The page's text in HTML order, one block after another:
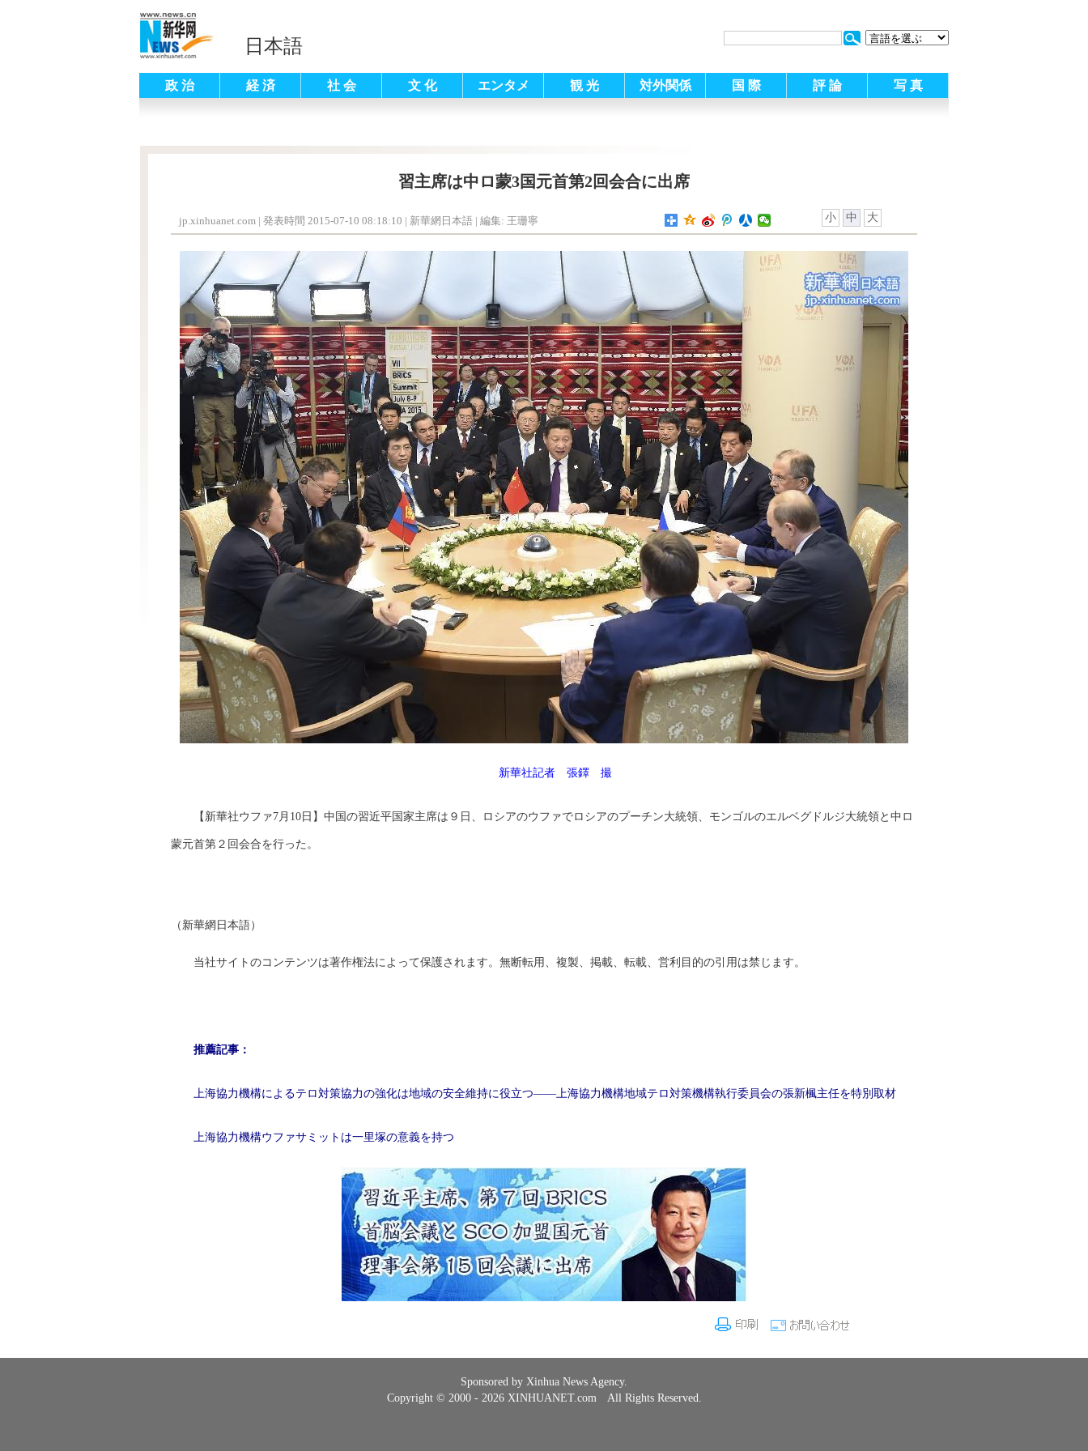
日本語
政 治 経 済 社 会 文 化 エンタメ 観 光 対外関係 国 際 評 論 写 真
習主席は中ロ蒙3国元首第2回会合に出席
jp.xinhuanet.com | 発表時間 2015-07-10 08:18:10 | 新華網日本語 | 編集: 王珊寧 小 中 大
新華社記者 張鐸 撮
【新華社ウファ7月10日】中国の習近平国家主席は９日、ロシアのウファでロシアのプーチン大統領、モンゴルのエルベグドルジ大統領と中ロ
蒙元首第２回会合を行った。
（新華網日本語）
当社サイトのコンテンツは著作権法によって保護されます。無断転用、複製、掲載、転載、営利目的の引用は禁じます。
推薦記事：
上海協力機構によるテロ対策協力の強化は地域の安全維持に役立つ——上海協力機構地域テロ対策機構執行委員会の張新楓主任を特別取材
上海協力機構ウファサミットは一里塚の意義を持つ
Sponsored by Xinhua News Agency.
Copyright © 2000 - 2026 XINHUANET.com All Rights Reserved.